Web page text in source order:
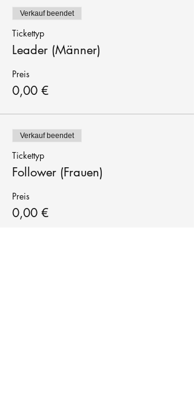
Verkauf beendet
Tickettyp
Leader (Männer)
Preis
0,00 €
Verkauf beendet
Tickettyp
Follower (Frauen)
Preis
0,00 €